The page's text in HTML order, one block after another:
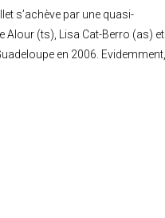
s’achève par une quasi-
Alour (ts), Lisa Cat-Berro (as) et
en 2006. Evidemment,